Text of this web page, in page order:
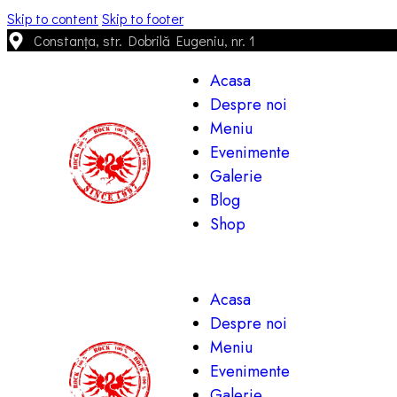
Skip to content Skip to footer
Constanța, str. Dobrilă Eugeniu, nr. 1
Acasa
Despre noi
Meniu
Evenimente
Galerie
Blog
Shop
Acasa
Despre noi
Meniu
Evenimente